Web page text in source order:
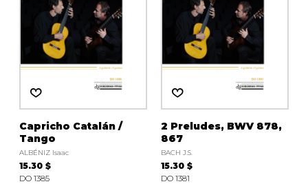
Capricho Catalán /
Tango
ALBÉNIZ Isaac
15.30 $
DO 1385
2 Preludes, BWV 878,
867
BACH J.S.
15.30 $
DO 1381